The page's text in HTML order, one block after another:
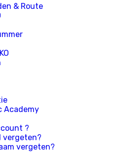
& Route
Academy
?
vergeten?
vergeten?